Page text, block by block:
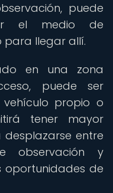
puede
el medio de
llegar allí.
en una zona
puede ser
propio o
tener mayor
entre
observación y
oportunidades de